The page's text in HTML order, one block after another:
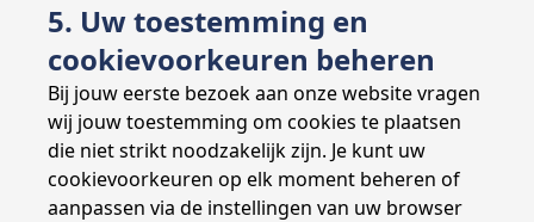
5. Uw toestemming en
cookievoorkeuren beheren
Bij jouw eerste bezoek aan onze website vragen
wij jouw toestemming om cookies te plaatsen
die niet strikt noodzakelijk zijn. Je kunt uw
cookievoorkeuren op elk moment beheren of
aanpassen via de instellingen van uw browser